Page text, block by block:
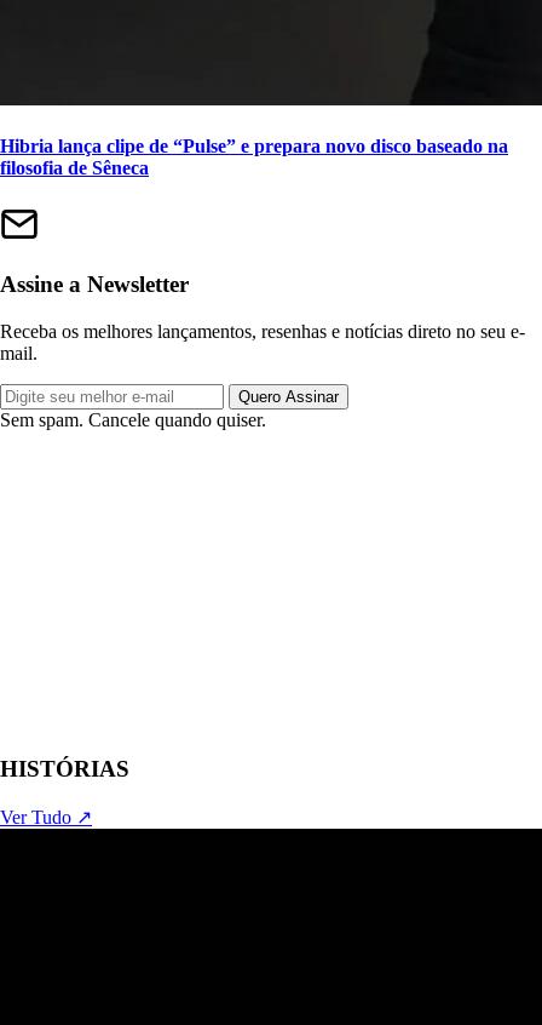
Hibria lança clipe de “Pulse” e prepara novo disco baseado na
filosofia de Sêneca
Assine a Newsletter
Receba os melhores lançamentos, resenhas e notícias direto no seu e-
mail.
Quero Assinar
Sem spam. Cancele quando quiser.
HISTÓRIAS
Ver Tudo ↗